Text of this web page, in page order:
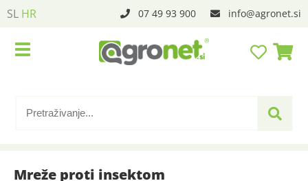
SL HR 07 49 93 900 info agronet.si
Mreže proti insektom